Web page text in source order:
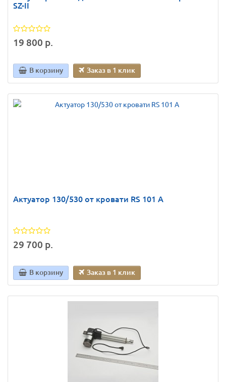
SZ-II
19 800 р.
В корзину Заказ в 1 клик
Актуатор 130/530 от кровати RS 101 A
29 700 р.
В корзину Заказ в 1 клик